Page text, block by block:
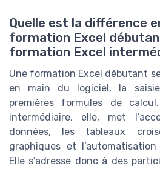
Quelle est la différence
formation Excel
formation Excel
Une formation Excel débutant
en main du logiciel, la
premières formules de
intermédiaire, elle, met
données, les tableaux
graphiques et
Elle s’adresse donc à des